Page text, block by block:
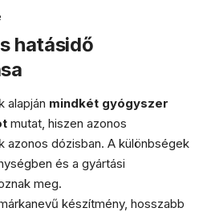
hatásidő
alapján mindkét gyógyszer
mutat, hiszen azonos
azonos dózisban. A különbségek
és a gyártási
meg.
készítmény, hosszabb